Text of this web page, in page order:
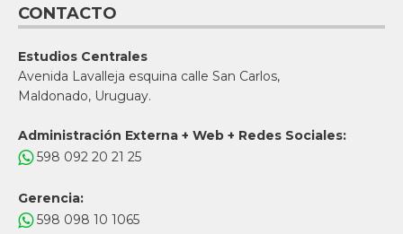
CONTACTO
Estudios Centrales
Avenida Lavalleja esquina calle San Carlos,
Maldonado, Uruguay.
Administración Externa + Web + Redes Sociales:
598 092 20 21 25
Gerencia:
598 098 10 1065